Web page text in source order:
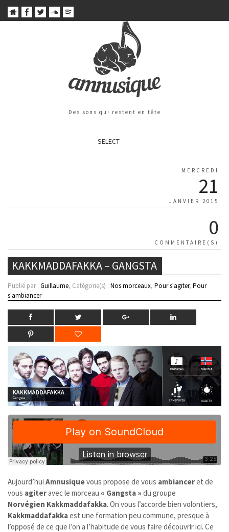
Des sons qui restent en tête
SELECT
MERCREDI
21
JANVIER 2015
0
COMMENTAIRE(S)
KAKKMADDAFAKKA – GANGSTA
Publié par : Guillaume, Catégorie(s) : Nos morceaux, Pour s'agiter, Pour
s'ambiancer
Aujourd’hui Amnusiquevous propose de vous ambianceret de
vous agiteravec le morceau « Gangsta » du groupe
Norvégien Kakkmaddafakka. On vous l’accorde bien volontiers,
Kakkmaddafakkaest une formation peu commune, presque à
l’opposé de ce que l’on a l’habitude de vous faire découvrir ici. Ce